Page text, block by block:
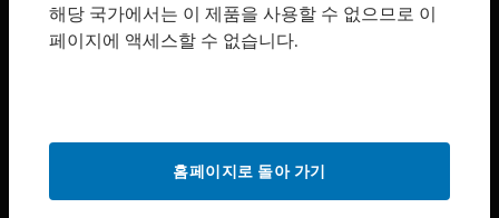
toggle view
산업 분야
toggle view
toggle view
해당 국가에서는 이 제품을 사용할 수 없으므로 이
페이지에 액세스할 수 없습니다.
홈페이지로 돌아 가기